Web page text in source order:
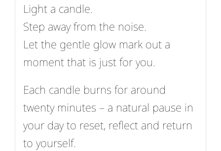
Light a candle.
Step away from the noise.
Let the gentle glow mark out a
moment that is just for you.
Each candle burns for around
twenty minutes – a natural pause in
your day to reset, reflect and return
to yourself.